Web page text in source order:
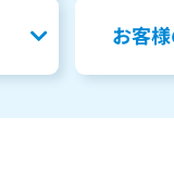
お客